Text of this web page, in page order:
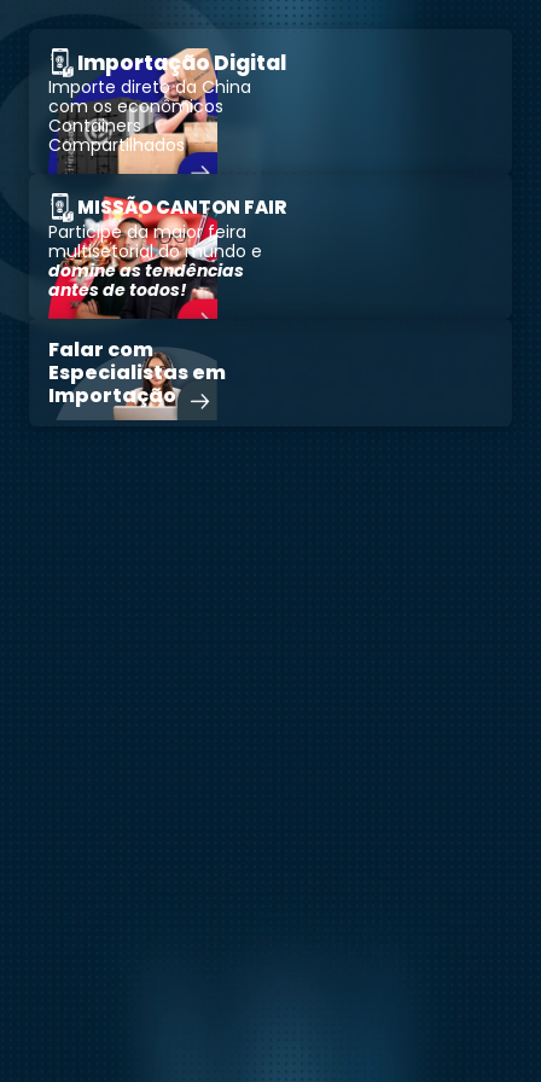
Importação Digital
Importe direto da China
com os econômicos
Containers
Compartilhados
MISSÃO CANTON FAIR
Participe da maior feira
multisetorial do mundo e
domine as tendências
antes de todos!
Falar com
Especialistas em
Importação